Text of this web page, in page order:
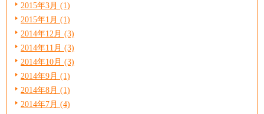
2015年3月 (1)
2015年1月 (1)
2014年12月 (3)
2014年11月 (3)
2014年10月 (3)
2014年9月 (1)
2014年8月 (1)
2014年7月 (4)